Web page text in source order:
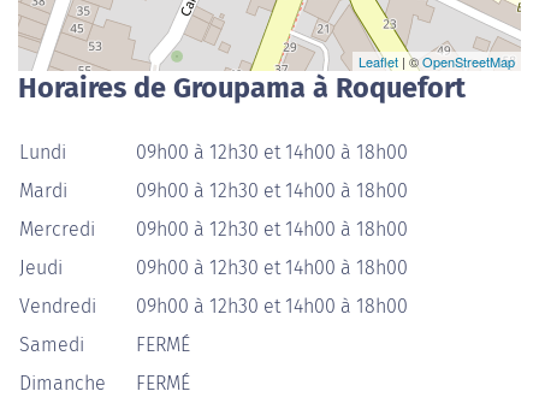
Leaflet | ©OpenStreetMap
Horaires de Groupama à Roquefort
Lundi
09h00 à 12h30 et 14h00 à 18h00
Mardi
09h00 à 12h30 et 14h00 à 18h00
Mercredi
09h00 à 12h30 et 14h00 à 18h00
Jeudi
09h00 à 12h30 et 14h00 à 18h00
Vendredi
09h00 à 12h30 et 14h00 à 18h00
Samedi
FERMÉ
Dimanche
FERMÉ